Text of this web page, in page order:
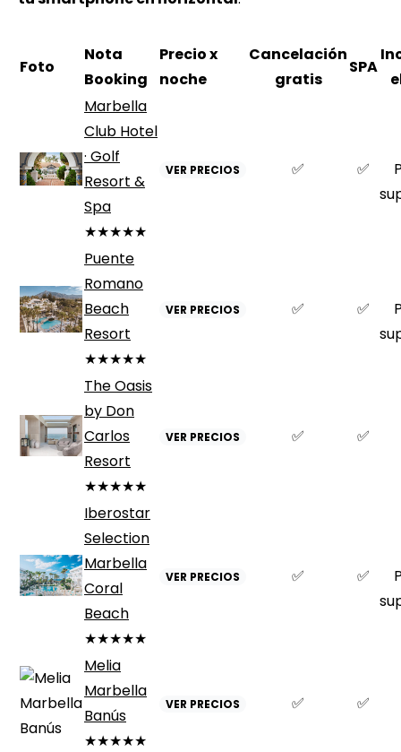
Foto
Nota
Booking
Precio x
noche
Cancelación
gratis
SPA
Marbella
Club Hotel
· Golf
Resort &
Spa
★★★★★
VER PRECIOS ✅ ✅
Puente
Romano
Beach
Resort
★★★★★
VER PRECIOS ✅ ✅
The Oasis
by Don
Carlos
Resort
★★★★★
VER PRECIOS ✅ ✅
Iberostar
Selection
Marbella
Coral
Beach
★★★★★
VER PRECIOS ✅ ✅
Melia
Marbella
Banús
★★★★★
VER PRECIOS ✅ ✅